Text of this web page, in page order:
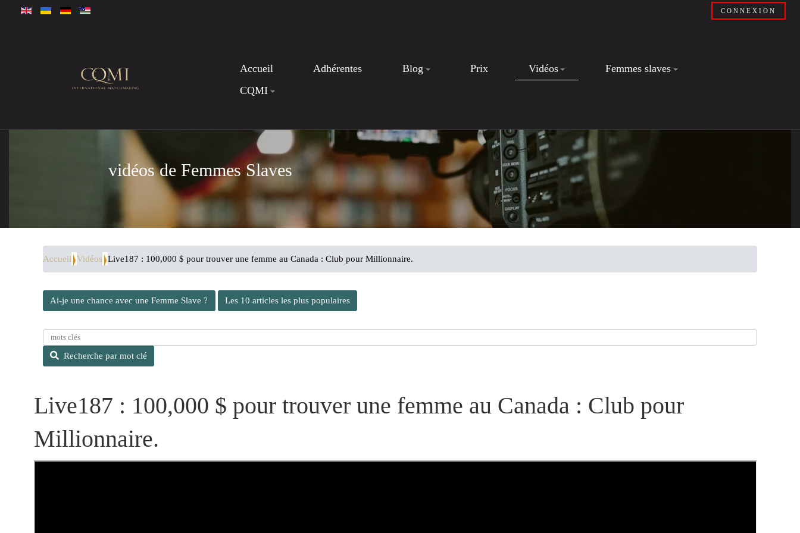
CONNEXION
Accueil Adhérentes Blog Prix Vidéos
Femmes slaves
CQMI
vidéos de Femmes Slaves
Accueil Vidéos Live187 : 100,000 $ pour trouver une femme au Canada : Club pour Millionnaire.
Ai-je une chance avec une Femme Slave ? Les 10 articles les plus populaires
e
c
e
Recherche par mot clé
Live187 : 100,000 $ pour trouver une femme au Canada : Club pour
Millionnaire.